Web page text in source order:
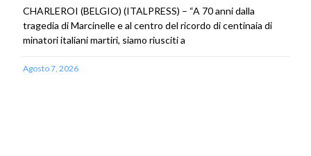
CHARLEROI (BELGIO) (ITALPRESS) – “A 70 anni dalla
tragedia di Marcinelle e al centro del ricordo di centinaia di
minatori italiani martiri, siamo riusciti a
Agosto 7, 2026